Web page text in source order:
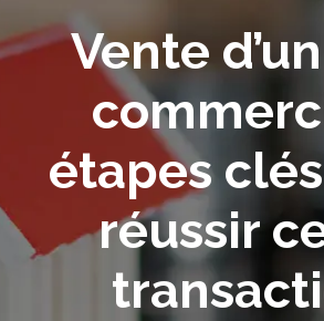
Vente
étapes
réussir